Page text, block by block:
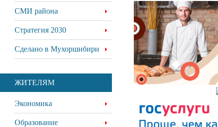
СМИ района
Стратегия 2030
Сделано в Мухоршибири
ЖИТЕЛЯМ
Экономика
Образование